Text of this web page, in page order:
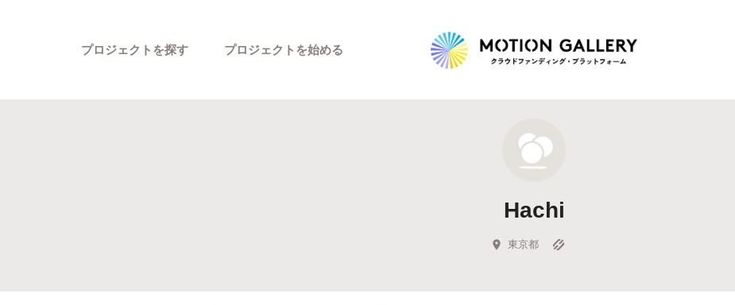
プロジェクトを探す
新着プロジェクト
Feature
キュレーターから探す
プロジェクトを始める
Hachi
東京都